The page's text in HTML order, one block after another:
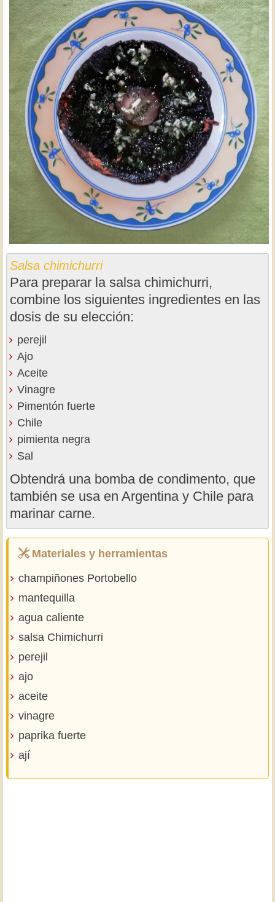
Salsa chimichurri
Para preparar la salsa chimichurri,
combine los siguientes ingredientes en las
dosis de su elección:
perejil
Ajo
Aceite
Vinagre
Pimentón fuerte
Chile
pimienta negra
Sal
Obtendrá una bomba de condimento, que
también se usa en Argentina y Chile para
marinar carne.
Materiales y herramientas
champiñones Portobello
mantequilla
agua caliente
salsa Chimichurri
perejil
ajo
aceite
vinagre
paprika fuerte
ají